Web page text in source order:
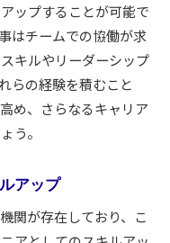
ップすることが可能で
はチームでの協働が求
キルやリーダーシップ
らの経験を積むこと
め、さらなるキャリア
う。
アップ
関が存在しており、こ